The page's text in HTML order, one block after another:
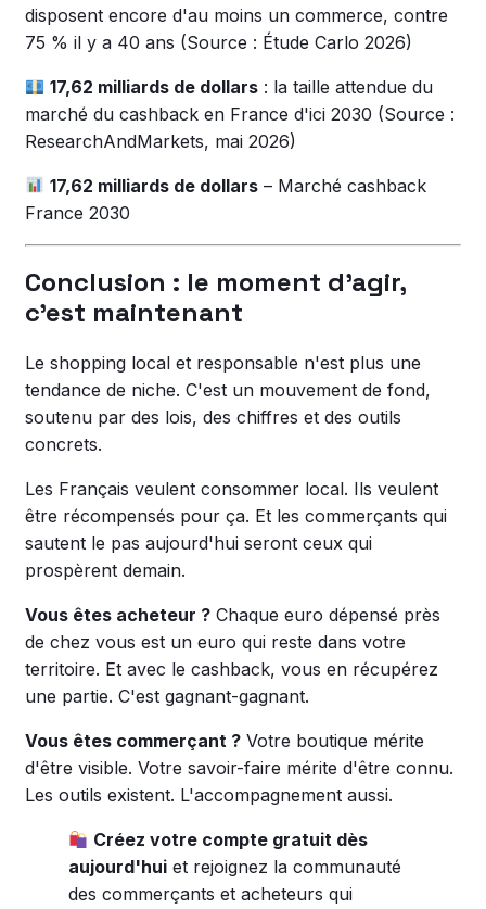
disposent encore d'au moins un commerce, contre
75 % il y a 40 ans (Source : Étude Carlo 2026)
17,62 milliards de dollars : la taille attendue du
marché du cashback en France d'ici 2030 (Source :
ResearchAndMarkets, mai 2026)
17,62 milliards de dollars – Marché cashback
France 2030
Conclusion : le moment d'agir,
c'est maintenant
Le shopping local et responsable n'est plus une
tendance de niche. C'est un mouvement de fond,
soutenu par des lois, des chiffres et des outils
concrets.
Les Français veulent consommer local. Ils veulent
être récompensés pour ça. Et les commerçants qui
sautent le pas aujourd'hui seront ceux qui
prospèrent demain.
Vous êtes acheteur ? Chaque euro dépensé près
de chez vous est un euro qui reste dans votre
territoire. Et avec le cashback, vous en récupérez
une partie. C'est gagnant-gagnant.
Vous êtes commerçant ? Votre boutique mérite
d'être visible. Votre savoir-faire mérite d'être connu.
Les outils existent. L'accompagnement aussi.
Créez votre compte gratuit dès
aujourd'hui et rejoignez la communauté
des commerçants et acheteurs qui